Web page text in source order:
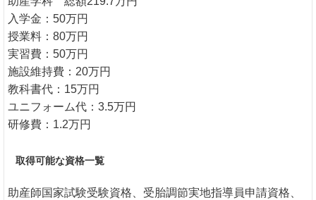
入学金：50万円
授業料：80万円
実習費：50万円
施設維持費：20万円
教科書代：15万円
ユニフォーム代：3.5万円
研修費：1.2万円
取得可能な資格一覧
助産師国家試験受験資格、受胎調節実地指導員申請資格、